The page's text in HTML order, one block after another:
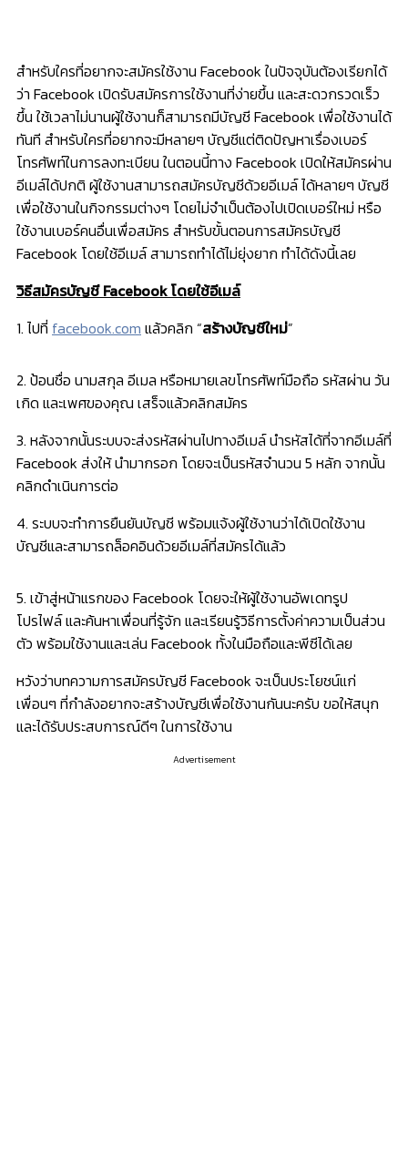
สำหรับใครที่อยากจะสมัครใช้งาน Facebook ในปัจจุบันต้องเรียกได้
ว่า Facebook เปิดรับสมัครการใช้งานที่ง่ายขึ้น และสะดวกรวดเร็ว
ขึ้น ใช้เวลาไม่นานผู้ใช้งานก็สามารถมีบัญชี Facebook เพื่อใช้งานได้
ทันที สำหรับใครที่อยากจะมีหลายๆ บัญชีแต่ติดปัญหาเรื่องเบอร์
โทรศัพท์ในการลงทะเบียน ในตอนนี้ทาง Facebook เปิดให้สมัครผ่าน
อีเมล์ได้ปกติ ผู้ใช้งานสามารถสมัครบัญชีด้วยอีเมล์ ได้หลายๆ บัญชี
เพื่อใช้งานในกิจกรรมต่างๆ โดยไม่จำเป็นต้องไปเปิดเบอร์ใหม่ หรือ
ใช้งานเบอร์คนอื่นเพื่อสมัคร สำหรับขั้นตอนการสมัครบัญชี
Facebook โดยใช้อีเมล์ สามารถทำได้ไม่ยุ่งยาก ทำได้ดังนี้เลย
วิธีสมัครบัญชี Facebook โดยใช้อีเมล์
1. ไปที่ facebook.com แล้วคลิก “สร้างบัญชีใหม่”
2. ป้อนชื่อ นามสกุล อีเมล หรือหมายเลขโทรศัพท์มือถือ รหัสผ่าน วัน
เกิด และเพศของคุณ เสร็จแล้วคลิกสมัคร
3. หลังจากนั้นระบบจะส่งรหัสผ่านไปทางอีเมล์ นำรหัสได้ที่จากอีเมล์ที่
Facebook ส่งให้ นำมากรอก โดยจะเป็นรหัสจำนวน 5 หลัก จากนั้น
คลิกดำเนินการต่อ
4. ระบบจะทำการยืนยันบัญชี พร้อมแจ้งผู้ใช้งานว่าได้เปิดใช้งาน
บัญชีและสามารถล็อคอินด้วยอีเมล์ที่สมัครได้แล้ว
5. เข้าสู่หน้าแรกของ Facebook โดยจะให้ผู้ใช้งานอัพเดทรูป
โปรไฟล์ และค้นหาเพื่อนที่รู้จัก และเรียนรู้วิธีการตั้งค่าความเป็นส่วน
ตัว พร้อมใช้งานและเล่น Facebook ทั้งในมือถือและพีซีได้เลย
หวังว่าบทความการสมัครบัญชี Facebook จะเป็นประโยชน์แก่
เพื่อนๆ ที่กำลังอยากจะสร้างบัญชีเพื่อใช้งานกันนะครับ ขอให้สนุก
และได้รับประสบการณ์ดีๆ ในการใช้งาน
Advertisement